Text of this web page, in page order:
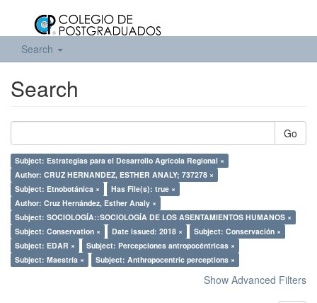
Search
Search
Go
Subject: Estrategias para el Desarrollo Agrícola Regional ×
Author: CRUZ HERNANDEZ, ESTHER ANALY; 737278 ×
Subject: Etnobotánica ×
Has File(s): true ×
Author: Cruz Hernández, Esther Analy ×
Subject: SOCIOLOGÍA::SOCIOLOGÍA DE LOS ASENTAMIENTOS HUMANOS ×
Subject: Conservation ×
Date issued: 2018 ×
Subject: Conservación ×
Subject: EDAR ×
Subject: Percepciones antropocéntricas ×
Subject: Maestría ×
Subject: Anthropocentric perceptions ×
Show Advanced Filters